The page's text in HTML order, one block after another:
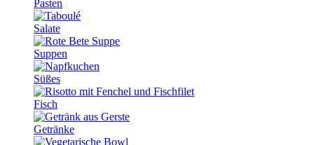
Pasten
Salate
Suppen
Süßes
Fisch
Getränke